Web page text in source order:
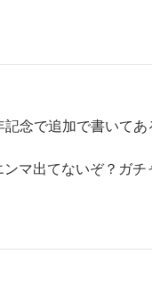
記念で追加で書いて
マ出てないぞ？ガ